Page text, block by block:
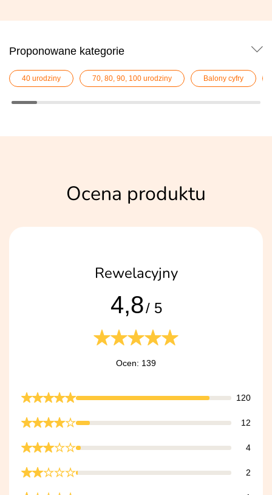
Proponowane kategorie
40 urodziny 70, 80, 90, 100 urodziny Balony cyfry
Ocena produktu
Rewelacyjny
4,8/ 5
Ocen: 139
120
12
4
2